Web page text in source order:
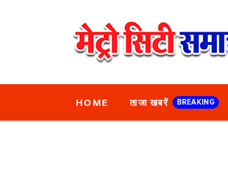
HOME ताजा खबरें BREAKING